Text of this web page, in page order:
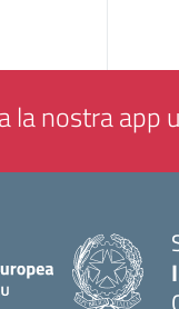
la nostra app